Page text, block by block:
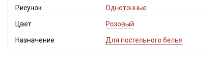
Рисунок Однотонные
Цвет Розовый
Назначение Для постельного белья